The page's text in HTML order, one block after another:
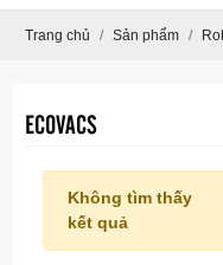
Trang chủ Sản phẩm
ECOVACS
Không tìm thấy
kết quả